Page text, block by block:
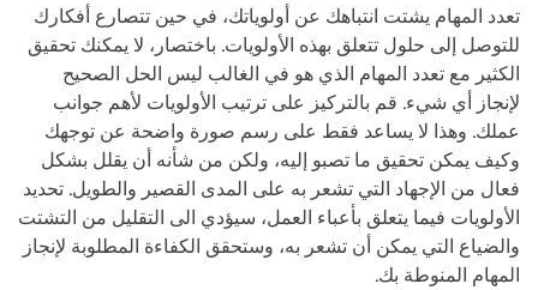
تعدد المهام يشتت انتباهك عن أولوياتك، في حين تتصارع أفكارك
للتوصل إلى حلول تتعلق بهذه الأولويات. باختصار، لا يمكنك تحقيق
الكثير مع تعدد المهام الذي هو في الغالب ليس الحل الصحيح
لإنجاز أي شيء. قم بالتركيز على ترتيب الأولويات لأهم جوانب
عملك. وهذا لا يساعد فقط على رسم صورة واضحة عن توجهك
وكيف يمكن تحقيق ما تصبو إليه، ولكن من شأنه أن يقلل بشكل
فعال من الإجهاد التي تشعر به على المدى القصير والطويل. تحديد
الأولويات فيما يتعلق بأعباء العمل، سيؤدي الى التقليل من التشتت
والضياع التي يمكن أن تشعر به، وستحقق الكفاءة المطلوبة لإنجاز
المهام المنوطة بك.